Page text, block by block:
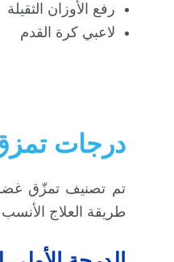
رفع الأوزان الثقيلة
لاعبي كرة القدم
درجات
تم تصنيف تمزّق
طريقة العلاج